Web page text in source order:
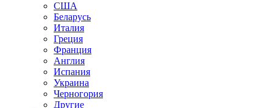
США
Беларусь
Италия
Греция
Франция
Англия
Испания
Украина
Черногория
Другие